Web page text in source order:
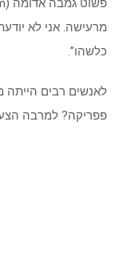
מרעישה. אני לא
כלשהו”.
לאנשים רבים הייתה
פפריקה? למרבה